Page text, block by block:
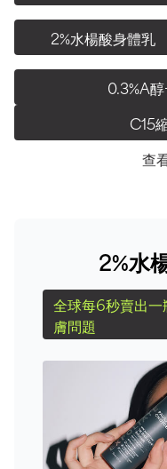
2%水楊酸身體乳
0.3%A
C15
查
2%水
全球每6秒賣出
膚問題